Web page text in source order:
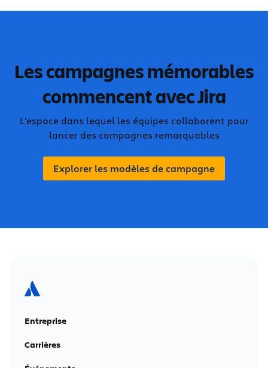
Les campagnes mémorables
commencent avec Jira
L'espace dans lequel les équipes collaborent pour
lancer des campagnes remarquables
Explorer les modèles de campagne
Entreprise
Carrières